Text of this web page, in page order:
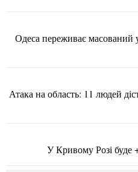
Одеса переживає масований
Атака на область: 11 людей
У Кривому Розі